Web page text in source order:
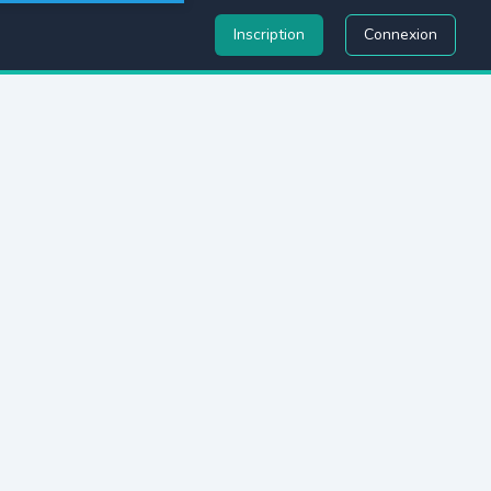
Inscription Connexion